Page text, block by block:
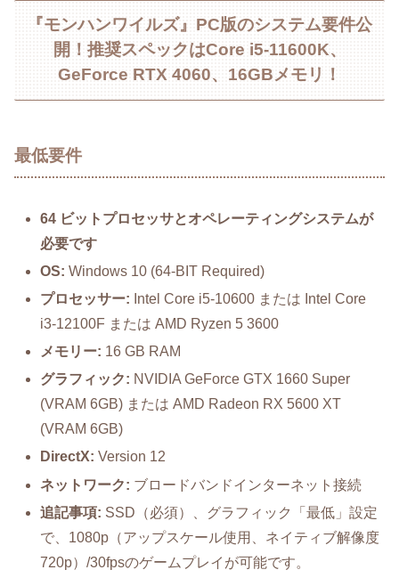
『モンハンワイルズ』PC版のシステム要件公
開！推奨スペックはCore i5-11600K、
GeForce RTX 4060、16GBメモリ！
最低要件
64 ビットプロセッサとオペレーティングシステムが
必要です
OS: Windows 10 (64-BIT Required)
プロセッサー: Intel Core i5-10600 または Intel Core
i3-12100F または AMD Ryzen 5 3600
メモリー: 16 GB RAM
グラフィック: NVIDIA GeForce GTX 1660 Super
(VRAM 6GB) または AMD Radeon RX 5600 XT
(VRAM 6GB)
DirectX: Version 12
ネットワーク: ブロードバンドインターネット接続
追記事項: SSD（必須）、グラフィック「最低」設定
で、1080p（アップスケール使用、ネイティブ解像度
720p）/30fpsのゲームプレイが可能です。